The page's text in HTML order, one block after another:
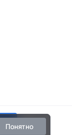
Понятно